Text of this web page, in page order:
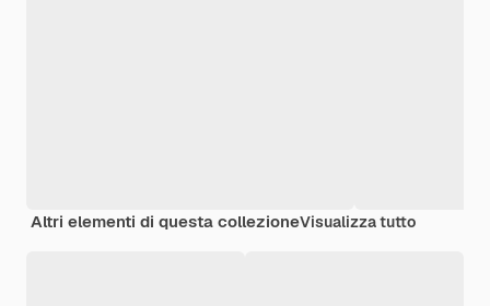
Altri elementi di questa collezioneVisualizza tutto